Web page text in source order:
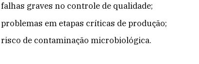
falhas graves no controle de qualidade;
problemas em etapas críticas de produção;
risco de contaminação microbiológica.